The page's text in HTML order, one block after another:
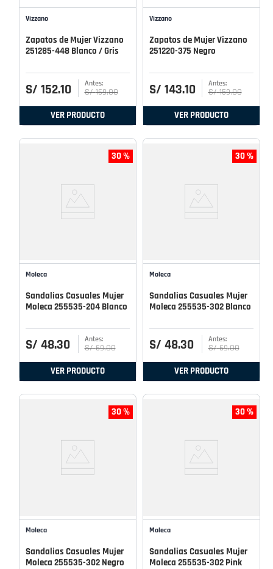
Vizzano
Zapatos de Mujer Vizzano
251285-448 Blanco / Gris
S/ 152.10 S/ 169.00
VER PRODUCTO
Vizzano
Zapatos de Mujer Vizzano
251220-375 Negro
S/ 143.10 S/ 159.00
VER PRODUCTO
30 %
Moleca
Sandalias Casuales Mujer
Moleca 255535-204 Blanco
S/ 48.30 S/ 69.00
VER PRODUCTO
30 %
Moleca
Sandalias Casuales Mujer
Moleca 255535-302 Blanco
S/ 48.30 S/ 69.00
VER PRODUCTO
30 %
Moleca
Sandalias Casuales Mujer
Moleca 255535-302 Negro
30 %
Moleca
Sandalias Casuales Mujer
Moleca 255535-302 Pink